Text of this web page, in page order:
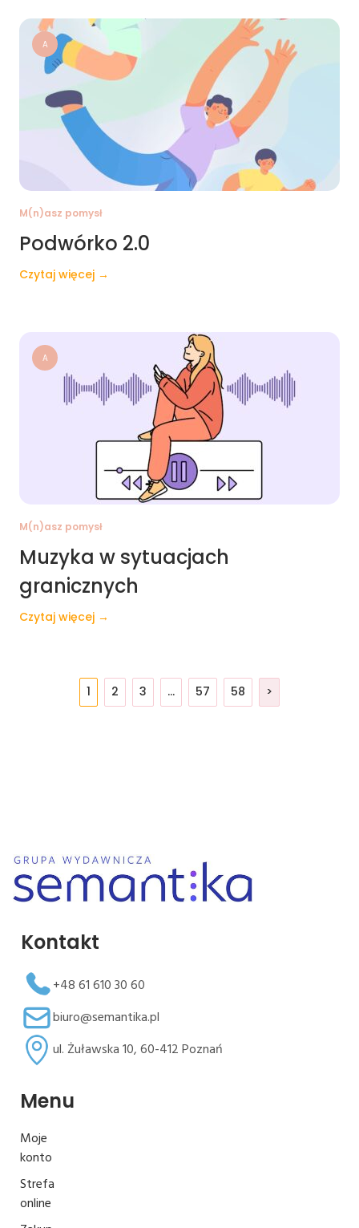
A
M(n)asz pomysł
Podwórko 2.0
Czytaj więcej →
A
M(n)asz pomysł
Muzyka w sytuacjach
granicznych
Czytaj więcej →
1 2 3 … 57 58 >
Kontakt
+48 61 610 30 60
biuro@semantika.pl
ul. Żuławska 10, 60-412 Poznań
Menu
Moje
konto
Strefa
online